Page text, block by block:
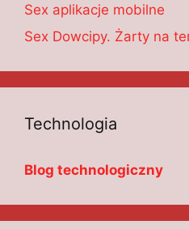
Sex aplikacje mobilne
Sex Dowcipy. Żarty na
Technologia
Blog technologiczny